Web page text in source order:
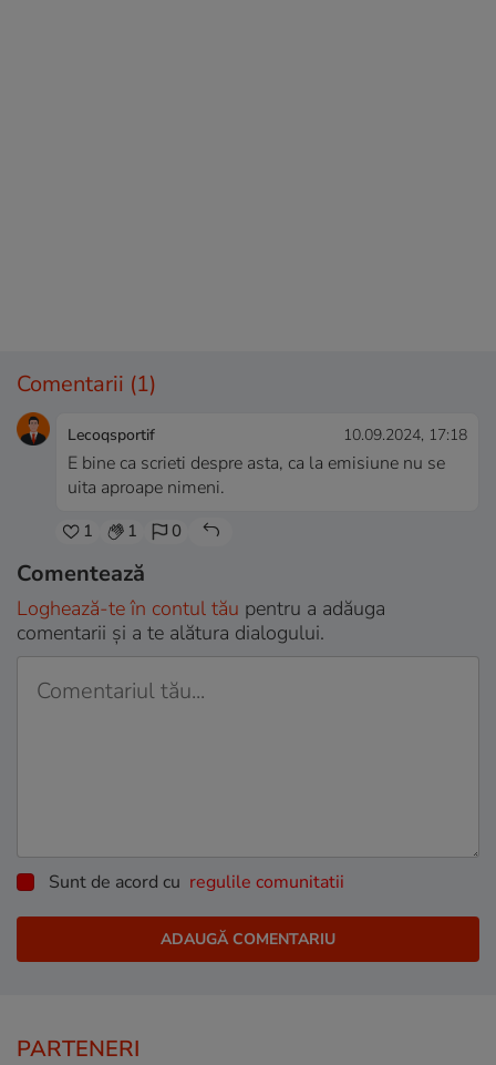
Comentarii (1)
Lecoqsportif 10.09.2024, 17:18
E bine ca scrieti despre asta, ca la emisiune nu se
uita aproape nimeni.
1 1 0
Comentează
Loghează-te în contul tău pentru a adăuga
comentarii și a te alătura dialogului.
Sunt de acord cu regulile comunitatii
PARTENERI